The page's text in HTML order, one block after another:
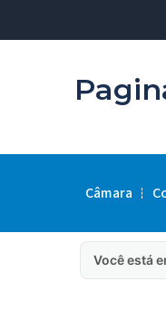
Câmara
Você está